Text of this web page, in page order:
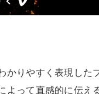
りやすく表現した
って直感的に伝え